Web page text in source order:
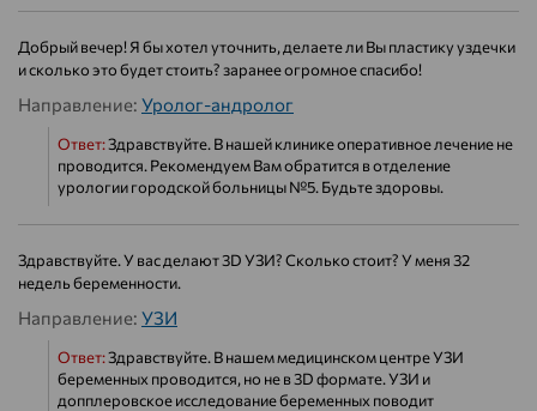
Добрый вечер! Я бы хотел уточнить, делаете ли Вы пластику уздечки
и сколько это будет стоить? заранее огромное спасибо!
Направление: Уролог-андролог
Ответ:Здравствуйте. В нашей клинике оперативное лечение не
проводится. Рекомендуем Вам обратится в отделение
урологии городской больницы №5. Будьте здоровы.
Здравствуйте. У вас делают 3D УЗИ? Сколько стоит? У меня 32
недель беременности.
Направление: УЗИ
Ответ:Здравствуйте. В нашем медицинском центре УЗИ
беременных проводится, но не в 3D формате. УЗИ и
допплеровское исследование беременных поводит